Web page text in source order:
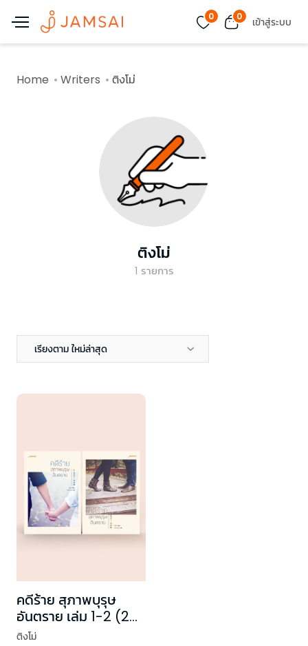
0 0 เข้าสู่ระบบ
Home Writers ติงโม่
ติงโม่
1 รายการ
เรียงตาม ใหม่ล่าสุด
คดีร้าย สุภาพบุรุษ
อันตราย เล่ม 1-2 (2
เล่มจบ)
ติงโม่